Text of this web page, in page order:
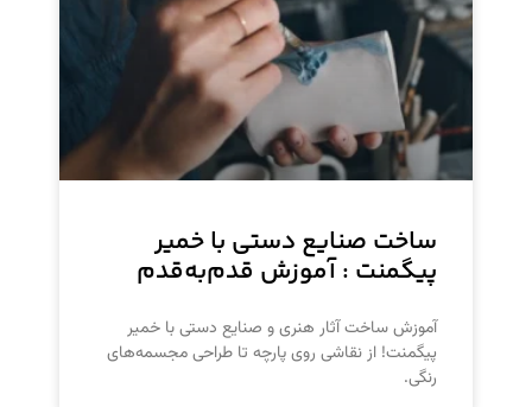
ساخت صنایع دستی با خمیر
پیگمنت : آموزش قدم‌به‌قدم
آموزش ساخت آثار هنری و صنایع دستی با خمیر
پیگمنت! از نقاشی روی پارچه تا طراحی مجسمه‌های
رنگی.